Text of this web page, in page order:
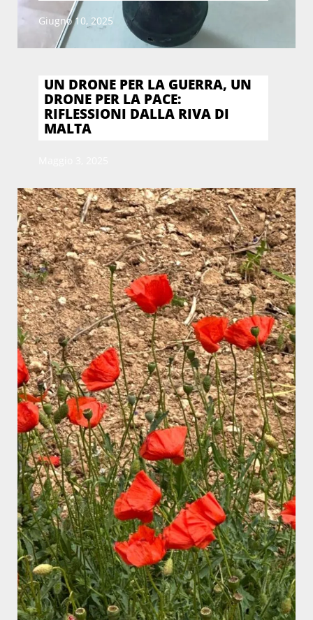
Giugno 10, 2025
UN DRONE PER LA GUERRA, UN
DRONE PER LA PACE:
RIFLESSIONI DALLA RIVA DI
MALTA